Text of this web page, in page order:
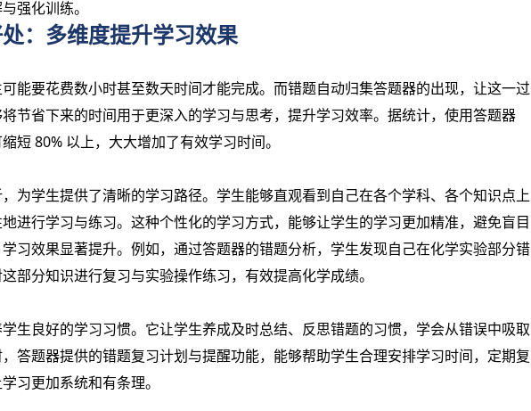
强化训练。
：多维度提升学习效果
能要花费数小时甚至数天时间才能完成。而错题自动归集答题器的出现，让这一过
节省下来的时间用于更深入的学习与思考，提升学习效率。据统计，使用答题器
短80% 以上，大大增加了有效学习时间。
为学生提供了清晰的学习路径。学生能够直观看到自己在各个学科、各个知识点上
进行学习与练习。这种个性化的学习方式，能够让学生的学习更加精准，避免盲目
习效果显著提升。例如，通过答题器的错题分析，学生发现自己在化学实验部分错
部分知识进行复习与实验操作练习，有效提高化学成绩。
生良好的学习习惯。它让学生养成及时总结、反思错题的习惯，学会从错误中吸取
答题器提供的错题复习计划与提醒功能，能够帮助学生合理安排学习时间，定期复
习更加系统和有条理。